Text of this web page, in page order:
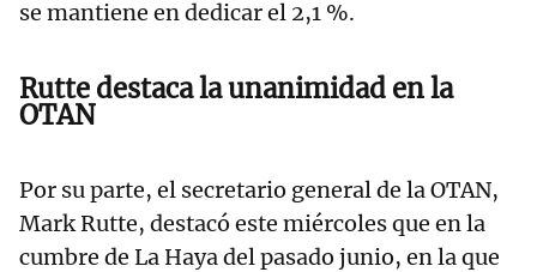
se mantiene en dedicar el 2,1 %.
Rutte destaca la unanimidad en la
OTAN
Por su parte, el secretario general de la OTAN,
Mark Rutte, destacó este miércoles que en la
cumbre de La Haya del pasado junio, en la que